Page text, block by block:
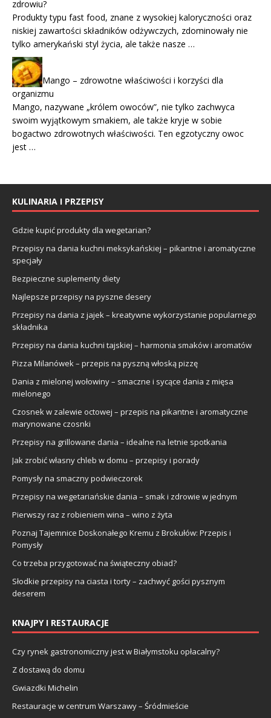
zdrowiu?
Produkty typu fast food, znane z wysokiej kaloryczności oraz
niskiej zawartości składników odżywczych, zdominowały nie
tylko amerykański styl życia, ale także nasze …
Mango – zdrowotne właściwości i korzyści dla
organizmu
Mango, nazywane „królem owoców”, nie tylko zachwyca
swoim wyjątkowym smakiem, ale także kryje w sobie
bogactwo zdrowotnych właściwości. Ten egzotyczny owoc
jest …
KULINARIA I PRZEPISY
Gdzie kupić produkty dla wegetarian?
Przepisy na dania kuchni meksykańskiej – pikantne i aromatyczne
specjały
Bezpieczne suplementy diety
Najlepsze przepisy na pyszne desery
Przepisy na dania z jajek – kreatywne wykorzystanie popularnego
składnika
Przepisy na dania kuchni tajskiej – harmonia smaków i aromatów
Pizza Milanówek – przepis na pyszną włoską pizzę
Dania z mielonej wołowiny – smaczne i sycące dania z mięsa
mielonego
Czosnek w zalewie octowej – przepis na pikantne i aromatyczne
marynowane czosnki
Przepisy na grillowane dania – idealne na letnie spotkania
Jak zrobić własny chleb w domu – przepisy i porady
Pomysły na smaczny podwieczorek
Przepisy na wegetariańskie dania – smak i zdrowie w jednym
Pierwszy raz z robieniem wina – wino z żyta
Poznaj Tajemnice Doskonałego Kremu z Brokułów: Przepis i
Pomysły
Co trzeba przygotować na świąteczny obiad?
Słodkie przepisy na ciasta i torty – zachwyć gości pysznym
deserem
KNAJPY I RESTAURACJE
Czy rynek gastronomiczny jest w Białymstoku opłacalny?
Z dostawą do domu
Gwiazdki Michelin
Restauracje w centrum Warszawy – Śródmieście